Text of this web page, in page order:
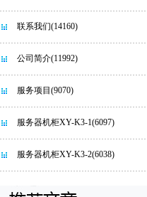
联系我们(14160)
公司简介(11992)
服务项目 (9070)
服务器机柜XY-K3-1(6097)
服务器机柜XY-K3-2(6038)